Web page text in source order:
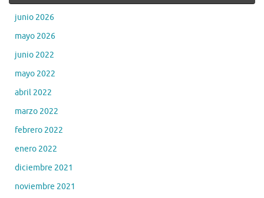
junio 2026
mayo 2026
junio 2022
mayo 2022
abril 2022
marzo 2022
febrero 2022
enero 2022
diciembre 2021
noviembre 2021